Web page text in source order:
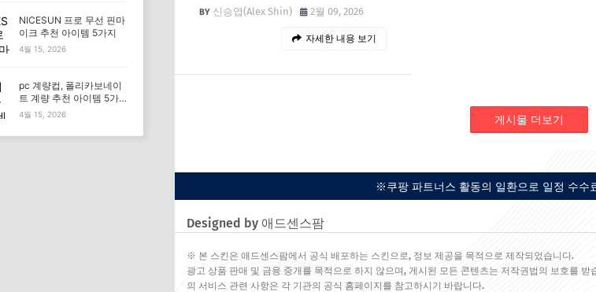
신승엽(Alex Shin)
2월 09, 2026
자세한 내용 보기
게시물 더보기
※쿠팡 파트너스 활동의 일환으로 일정 수수
Designed by 애드센스팜
※ 본 스킨은 애드센스팜에서 공식 배포하는 스킨으로, 정보 제공을 목적으로 제작되었습니다.
광고 상품 판매 및 금융 중개를 목적으로 하지 않으며, 게시된 모든 콘텐츠는 저작권법의 보호를 받
의 서비스 관련 사항은 각 기관의 공식 홈페이지를 참고하시기 바랍니다.
NICESUN 프로 무선 핀마
이크 추천 아이템 5가지
4월 15, 2026
pc 계량컵, 폴리카보네이
트 계량 추천 아이템 5가
지
4월 15, 2026